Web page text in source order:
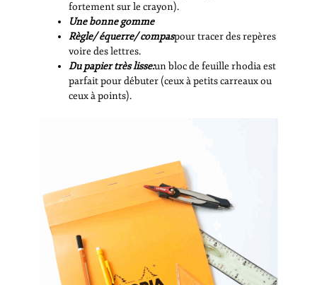
fortement sur le crayon).
Une bonne gomme
Règle/ équerre/ compaspour tracer des repères
voire des lettres.
Du papier très lisse:un bloc de feuille rhodia est
parfait pour débuter (ceux à petits carreaux ou
ceux à points).